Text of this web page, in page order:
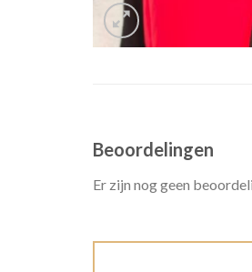
Beoordelingen
Er zijn nog geen